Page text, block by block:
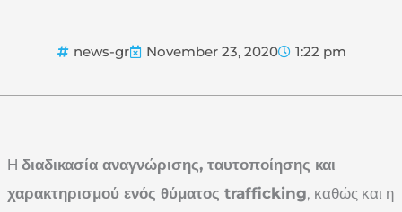
news-gr November 23, 2020 1:22 pm
Η διαδικασία αναγνώρισης, ταυτοποίησης και
χαρακτηρισμού ενός θύματος trafficking, καθώς και η